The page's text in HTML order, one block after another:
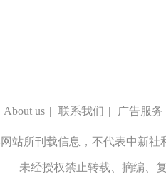
About us | 联系我们 | 广告服务
站所刊载信息，不代表中新
未经授权禁止转载、摘编、